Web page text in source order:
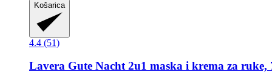
Košarica
4.4 (51)
Lavera Gute Nacht 2u1 maska i krema za ruke,